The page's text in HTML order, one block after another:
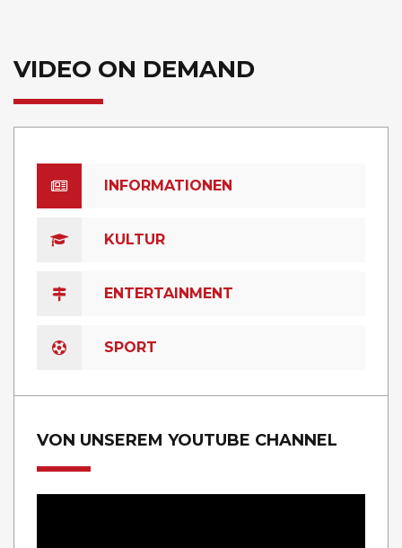
VIDEO ON DEMAND
INFORMATIONEN
KULTUR
ENTERTAINMENT
SPORT
VON UNSEREM YOUTUBE CHANNEL